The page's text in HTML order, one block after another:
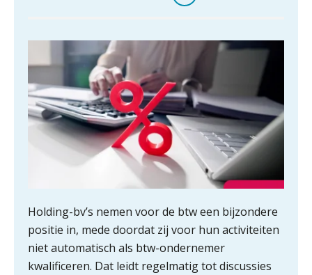
Holding-bv’s nemen voor de btw een bijzondere
positie in, mede doordat zij voor hun activiteiten
niet automatisch als btw-ondernemer
kwalificeren. Dat leidt regelmatig tot discussies